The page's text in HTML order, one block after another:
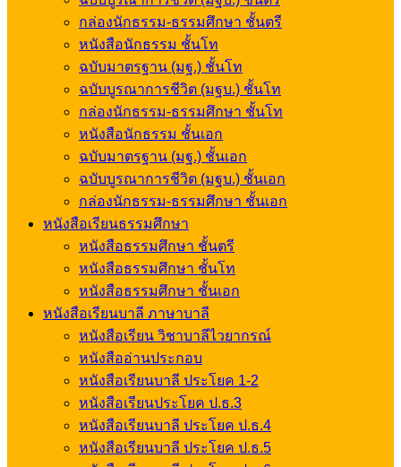
กล่องนักธรรม-ธรรมศึกษา ชั้นตรี
หนังสือนักธรรม ชั้นโท
ฉบับมาตรฐาน (มฐ.) ชั้นโท
ฉบับบูรณาการชีวิต (มฐบ.) ชั้นโท
กล่องนักธรรม-ธรรมศึกษา ชั้นโท
หนังสือนักธรรม ชั้นเอก
ฉบับมาตรฐาน (มฐ.) ชั้นเอก
ฉบับบูรณาการชีวิต (มฐบ.) ชั้นเอก
กล่องนักธรรม-ธรรมศึกษา ชั้นเอก
หนังสือเรียนธรรมศึกษา
หนังสือธรรมศึกษา ชั้นตรี
หนังสือธรรมศึกษา ชั้นโท
หนังสือธรรมศึกษา ชั้นเอก
หนังสือเรียนบาลี ภาษาบาลี
หนังสือเรียน วิชาบาลีไวยากรณ์
หนังสืออ่านประกอบ
หนังสือเรียนบาลี ประโยค 1-2
หนังสือเรียนประโยค ป.ธ.3
หนังสือเรียนบาลี ประโยค ป.ธ.4
หนังสือเรียนบาลี ประโยค ป.ธ.5